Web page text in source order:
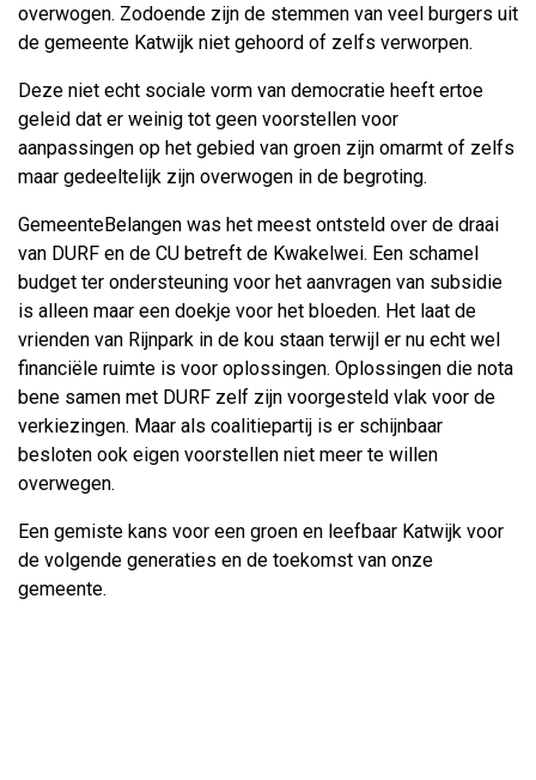
overwogen. Zodoende zijn de stemmen van veel burgers uit
de gemeente Katwijk niet gehoord of zelfs verworpen.
Deze niet echt sociale vorm van democratie heeft ertoe
geleid dat er weinig tot geen voorstellen voor
aanpassingen op het gebied van groen zijn omarmt of zelfs
maar gedeeltelijk zijn overwogen in de begroting.
GemeenteBelangen was het meest ontsteld over de draai
van DURF en de CU betreft de Kwakelwei. Een schamel
budget ter ondersteuning voor het aanvragen van subsidie
is alleen maar een doekje voor het bloeden. Het laat de
vrienden van Rijnpark in de kou staan terwijl er nu echt wel
financiële ruimte is voor oplossingen. Oplossingen die nota
bene samen met DURF zelf zijn voorgesteld vlak voor de
verkiezingen. Maar als coalitiepartij is er schijnbaar
besloten ook eigen voorstellen niet meer te willen
overwegen.
Een gemiste kans voor een groen en leefbaar Katwijk voor
de volgende generaties en de toekomst van onze
gemeente.